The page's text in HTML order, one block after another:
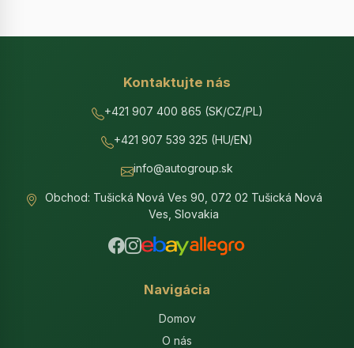
Kontaktujte nás
+421 907 400 865 (SK/CZ/PL)
+421 907 539 325 (HU/EN)
info@autogroup.sk
Obchod: Tušická Nová Ves 90, 072 02 Tušická Nová
Ves, Slovakia
Navigácia
Domov
O nás